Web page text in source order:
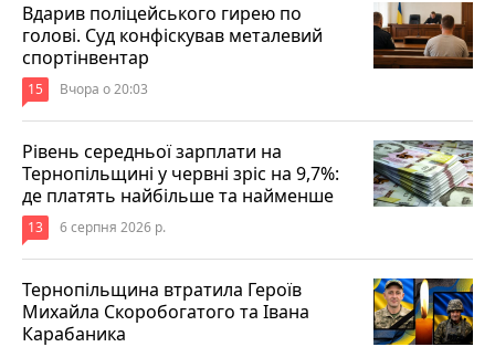
Вдарив поліцейського гирею по
голові. Суд конфіскував металевий
спортінвентар
15 Вчора о 20:03
Рівень середньої зарплати на
Тернопільщині у червні зріс на 9,7%:
де платять найбільше та найменше
13 6 серпня 2026 р.
Тернопільщина втратила Героїв
Михайла Скоробогатого та Івана
Карабаника